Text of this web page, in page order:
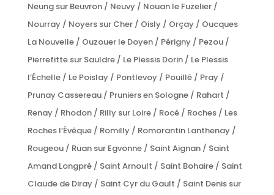
Neung sur Beuvron / Neuvy / Nouan le Fuzelier /
Nourray / Noyers sur Cher / Oisly / Orçay / Oucques
La Nouvelle / Ouzouer le Doyen / Périgny / Pezou /
Pierrefitte sur Sauldre / Le Plessis Dorin / Le Plessis
l’Échelle / Le Poislay / Pontlevoy / Pouillé / Pray /
Prunay Cassereau / Pruniers en Sologne / Rahart /
Renay / Rhodon / Rilly sur Loire / Rocé / Roches / Les
Roches l’Évêque / Romilly / Romorantin Lanthenay /
Rougeou / Ruan sur Egvonne / Saint Aignan / Saint
Amand Longpré / Saint Arnoult / Saint Bohaire / Saint
Claude de Diray / Saint Cyr du Gault / Saint Denis sur